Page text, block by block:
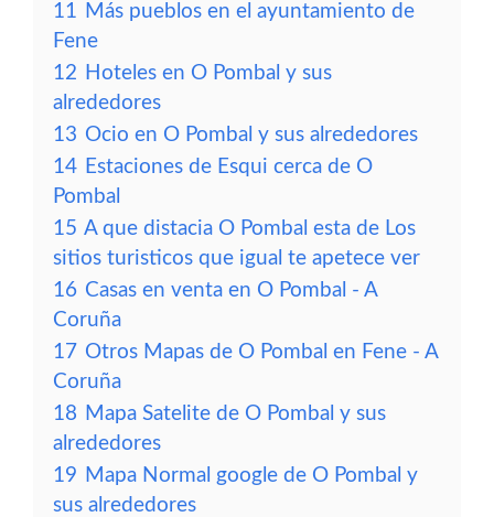
11 Más pueblos en el ayuntamiento de
Fene
12 Hoteles en O Pombal y sus
alrededores
13 Ocio en O Pombal y sus alrededores
14 Estaciones de Esqui cerca de O
Pombal
15 A que distacia O Pombal esta de Los
sitios turisticos que igual te apetece ver
16 Casas en venta en O Pombal - A
Coruña
17 Otros Mapas de O Pombal en Fene - A
Coruña
18 Mapa Satelite de O Pombal y sus
alrededores
19 Mapa Normal google de O Pombal y
sus alrededores